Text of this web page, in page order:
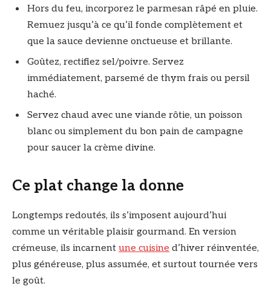
Hors du feu, incorporez le parmesan râpé en pluie.
Remuez jusqu’à ce qu’il fonde complètement et
que la sauce devienne onctueuse et brillante.
Goûtez, rectifiez sel/poivre. Servez
immédiatement, parsemé de thym frais ou persil
haché.
Servez chaud avec une viande rôtie, un poisson
blanc ou simplement du bon pain de campagne
pour saucer la crème divine.
Ce plat change la donne
Longtemps redoutés, ils s’imposent aujourd’hui
comme un véritable plaisir gourmand. En version
crémeuse, ils incarnent une cuisine d’hiver réinventée,
plus généreuse, plus assumée, et surtout tournée vers
le goût.